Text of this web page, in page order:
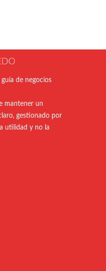
guía de negocios
mantener un
gestionado por
utilidad y no la